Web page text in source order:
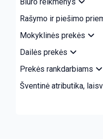
Rašymo ir piešimo
Mokyklinės prekės
Dailės prekės
Prekės rankdarbiams
Šventinė atributika,